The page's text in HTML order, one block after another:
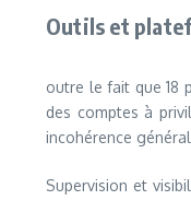
Outils et
outre le fait que 18
des comptes à
incohérence
Supervision et